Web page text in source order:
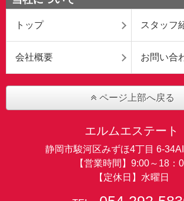
トップ スタッフ
会社概要 お問い合
ページ上部へ戻る
エルムエステート
静岡市駿河区みずほ4丁目 6-
【営業時間】9:00～18：
【定休日】水曜日